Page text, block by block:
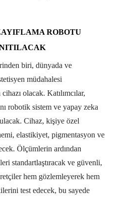
ROBOTU
biri, dünyada ve
müdahalesi
olacak. Katılımcılar,
robotik sistem ve yapay zeka
Cihaz, kişiye özel
elastikiyet, pigmentasyon ve
Ölçümlerin ardından
standartlaştıracak ve güvenli,
hem gözlemleyerek hem
test edecek, bu sayede